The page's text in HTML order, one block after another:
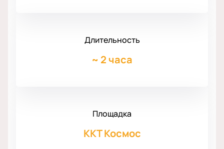
Длительность
~ 2 часа
Площадка
ККТ Космос